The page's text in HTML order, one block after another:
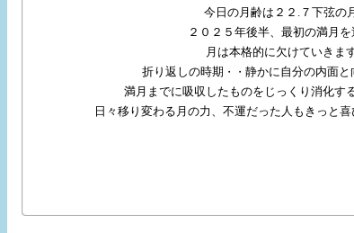
今日の月齢は２２.７下弦の
２０２５年後半、最初の満月
月は本格的に欠けていきま
折り返しの時期 ・・ 静かに自分の内面と
満月までに吸収したものをじっくり消化す
日々移り変わる月の力、不運だった人もきっと